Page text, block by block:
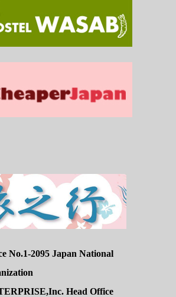
No.1-2095 Japan National
Head Office